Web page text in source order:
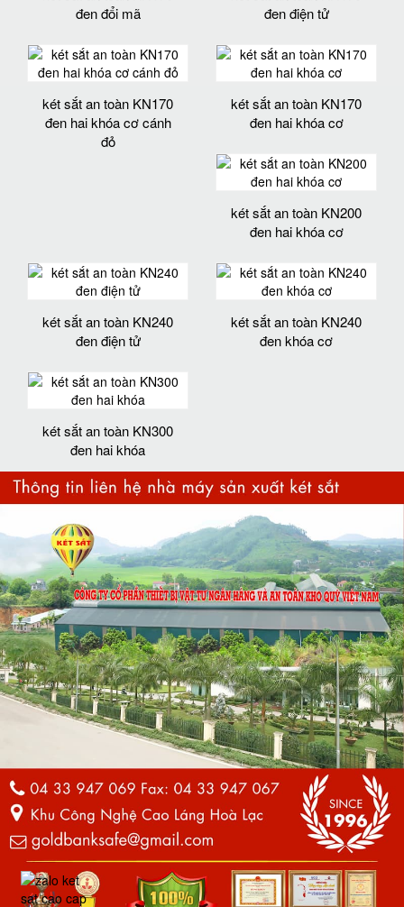
đen đổi mã
đen điện tử
két sắt an toàn KN170
đen hai khóa cơ cánh
đỏ
két sắt an toàn KN170
đen hai khóa cơ
két sắt an toàn KN200
đen hai khóa cơ
két sắt an toàn KN240
đen điện tử
két sắt an toàn KN240
đen khóa cơ
két sắt an toàn KN300
đen hai khóa